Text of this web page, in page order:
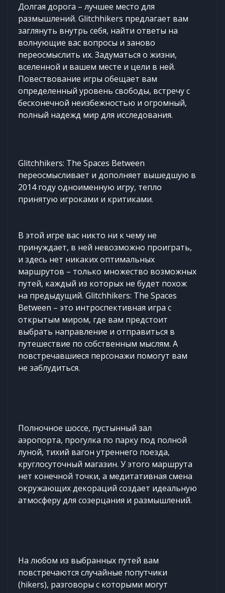
Долгая дорога – лучшее место для
размышлений. Glitchhikers предлагает вам
заглянуть внутрь себя, найти ответы на
волнующие вас вопросы и заново
переосмыслить их. Задуматься о жизни,
вселенной и вашем месте и цели в ней.
Повествование игры обещает вам
определенный уровень свободы, встречу с
бесконечной неизбежностью и огромный,
полный надежд мир для исследования.
Glitchhikers: The Spaces Between
переосмысливает и дополняет вышедшую в
2014 году одноименную игру, тепло
принятую игроками и критиками.
В этой игре вас никто ни к чему не
принуждает, в ней невозможно проиграть,
и здесь нет никаких оптимальных
маршрутов – только множество возможных
путей, каждый из которых не будет похож
на предыдущий. Glitchhikers: The Spaces
Between – это интроспективная игра с
открытым миром, где вам предстоит
выбрать направление и отправиться в
путешествие по собственным мыслям. А
повстречавшиеся персонажи помогут вам
не заблудиться.
Полночное шоссе, пустынный зал
аэропорта, прогулка по парку под полной
луной, тихий вагон утреннего поезда,
круглосуточный магазин. У этого маршрута
нет конечной точки, а медитативная смена
окружающих декораций создает идеальную
атмосферу для созерцания и размышлений.
На любом из выбранных путей вам
повстречаются случайные попутчики
(hikers), разговоры с которыми могут